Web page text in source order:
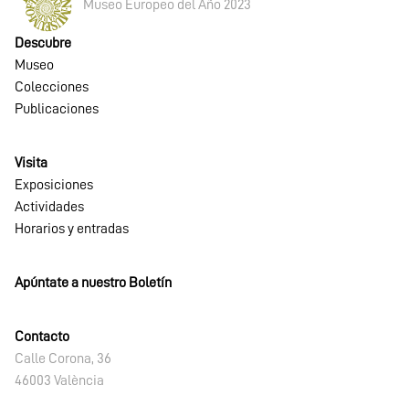
Museo Europeo del Año 2023
Descubre
Museo
Colecciones
Publicaciones
Visita
Exposiciones
Actividades
Horarios y entradas
Apúntate a nuestro Boletín
Contacto
Calle Corona, 36
46003 València